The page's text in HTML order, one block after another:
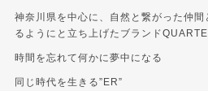
神奈川県を中心に、自然と繋がった仲
るようにと立ち上げたブランド
時間を忘れて何かに夢中になる
同じ時代を生きる”ER”